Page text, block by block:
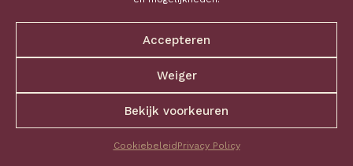
Accepteren
Weiger
Bekijk voorkeuren
Cookiebeleid Privacy Policy
MINI HART ORANJE